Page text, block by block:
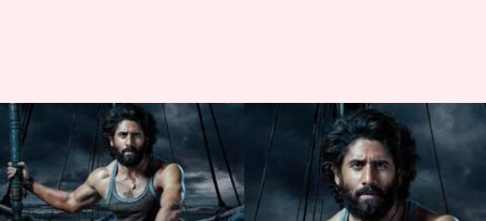
Thandel: భారీ ధరకు తండేల్ ఓటిటి
హక్కులను సొంతం చేసుకున్న
నెట్‌ఫ్లిక్స్ .. ఎంతంటే..?